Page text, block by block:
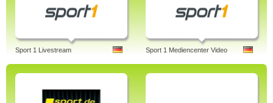
Sport 1 Livestream Sport 1 Mediencenter Video